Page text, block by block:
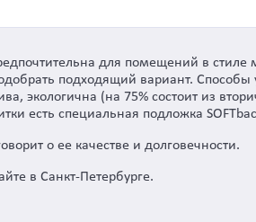
для помещений в
подходящий вариант. Способы
экологична (на 75% состоит из
есть специальная подложка
о ее качестве и долговечности.
в Санкт-Петербурге.